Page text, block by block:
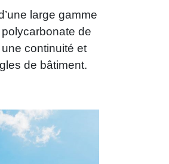
large gamme
de
continuité et
de bâtiment.